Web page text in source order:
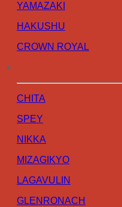
YAMAZAKI
HAKUSHU
CROWN ROYAL
CHITA
SPEY
NIKKA
MIZAGIKYO
LAGAVULIN
GLENRONACH